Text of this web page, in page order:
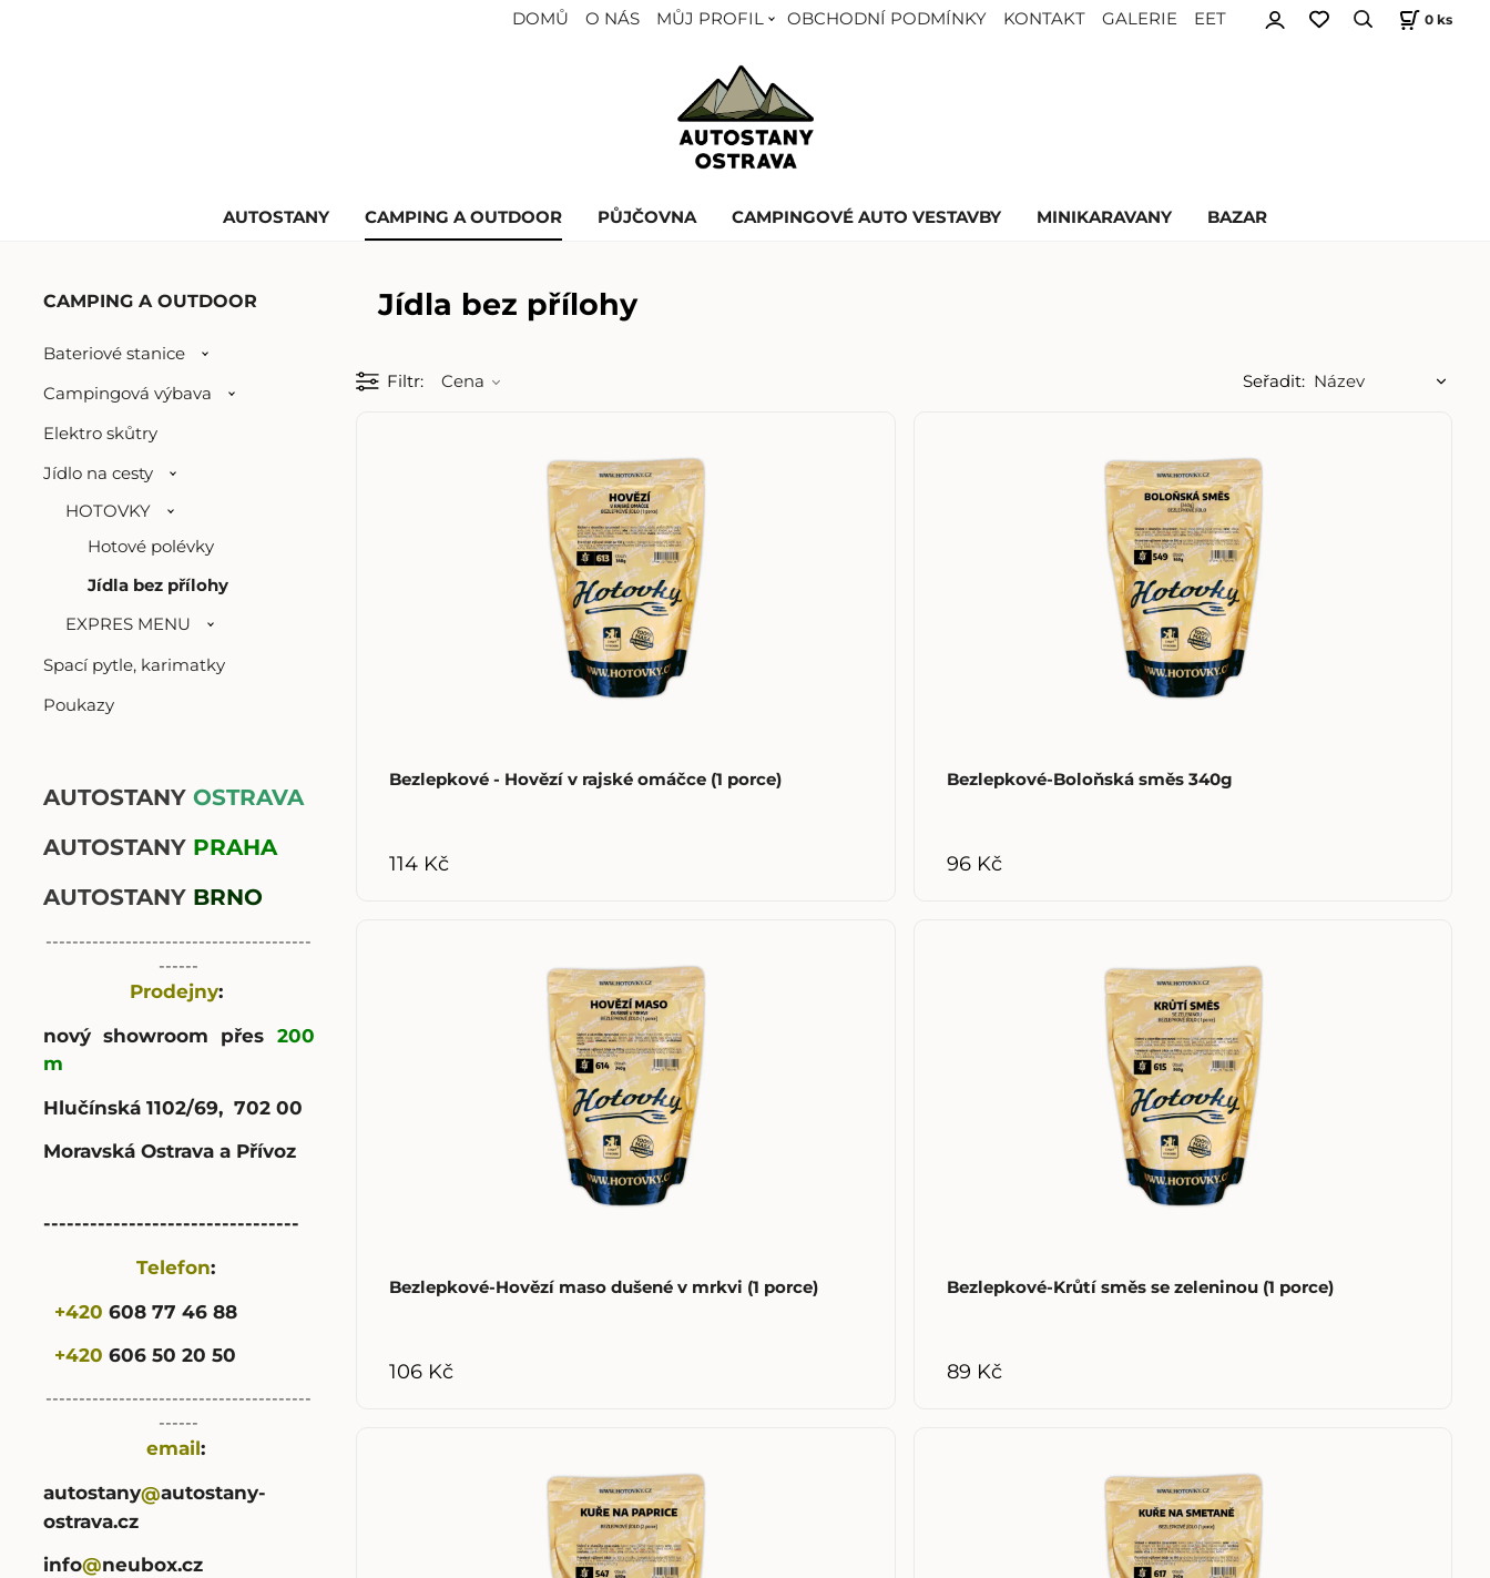
DOMŮ O NÁS MŮJ PROFIL OBCHODNÍ PODMÍNKY KONTAKT GALERIE EET 0 ks
AUTOSTANY CAMPING A OUTDOOR PŮJČOVNA CAMPINGOVÉ AUTO VESTAVBY MINIKARAVANY BAZAR
CAMPING A OUTDOOR
Bateriové stanice
Campingová výbava
Elektro skůtry
Jídlo na cesty
HOTOVKY
Hotové polévky
Jídla bez přílohy
EXPRES MENU
Spací pytle, karimatky
Poukazy
AUTOSTANY OSTRAVA
AUTOSTANY PRAHA
AUTOSTANY BRNO
----------------------------------------
------
Prodejny:
nový showroom přes 200
m
Hlučínská 1102/69, 702 00
Moravská Ostrava a Přívoz
---------------------------------
Telefon:
+420 608 77 46 88
+420 606 50 20 50
----------------------------------------
------
email:
autostany@autostany-
ostrava.cz
info@neubox.cz
Jídla bez přílohy
Filtr Cena Seřadit:
Bezlepkové - Hovězí v rajské omáčce (1 porce)
114 Kč
Bezlepkové-Boloňská směs 340g
96 Kč
Bezlepkové-Hovězí maso dušené v mrkvi (1 porce)
106 Kč
Bezlepkové-Krůtí směs se zeleninou (1 porce)
89 Kč